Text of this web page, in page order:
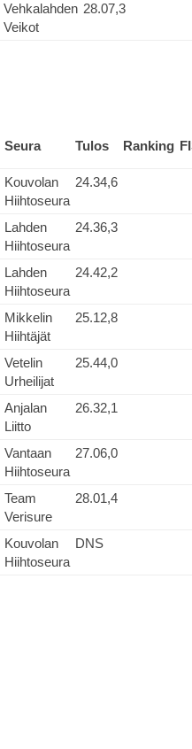
Vehkalahden
Veikot
28.07,3
Seura Tulos Ranking
Kouvolan
Hiihtoseura
24.34,6
Lahden
Hiihtoseura
24.36,3
Lahden
Hiihtoseura
24.42,2
Mikkelin
Hiihtäjät
25.12,8
Vetelin
Urheilijat
25.44,0
Anjalan
Liitto
26.32,1
Vantaan
Hiihtoseura
27.06,0
Team
Verisure
28.01,4
Kouvolan
Hiihtoseura
DNS